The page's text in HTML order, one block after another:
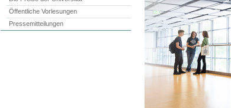
Öffentliche Vorlesungen
Pressemitteilungen